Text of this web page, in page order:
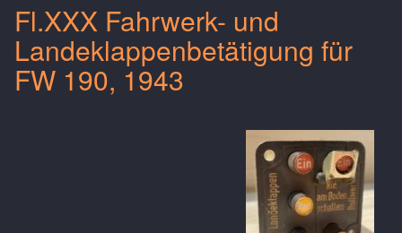
Fl.XXX Fahrwerk- und
Landeklappenbetätigung für
FW 190, 1943